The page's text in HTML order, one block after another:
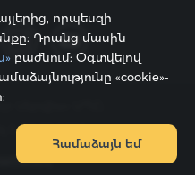
Սերվիս» ՍՊԸ;
է 08.08.2026
որպեսզի
Դրանց մասին
բաժնում: Օգտվելով
«cookie»-
Համաձայն եմ